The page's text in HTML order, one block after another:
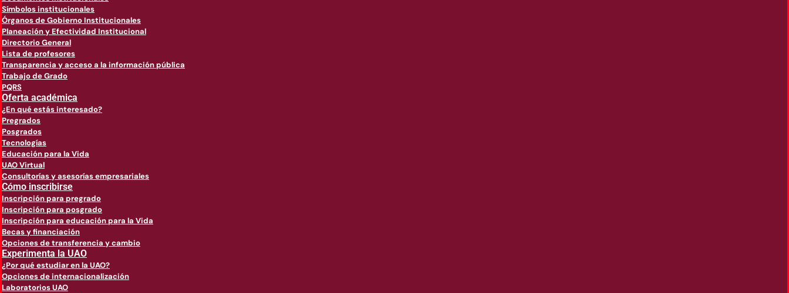
Símbolos institucionales
Órganos de Gobierno Institucionales
Planeación y Efectividad Institucional
Directorio General
Lista de profesores
Transparencia y acceso a la información pública
Trabajo de Grado
PQRS
Oferta académica
¿En qué estás interesado?
Pregrados
Posgrados
Tecnologías
Educación para la Vida
UAO Virtual
Consultorías y asesorías empresariales
Cómo inscribirse
Inscripción para pregrado
Inscripción para posgrado
Inscripción para educación para la Vida
Becas y financiación
Opciones de transferencia y cambio
Experimenta la UAO
¿Por qué estudiar en la UAO?
Opciones de internacionalización
Laboratorios UAO